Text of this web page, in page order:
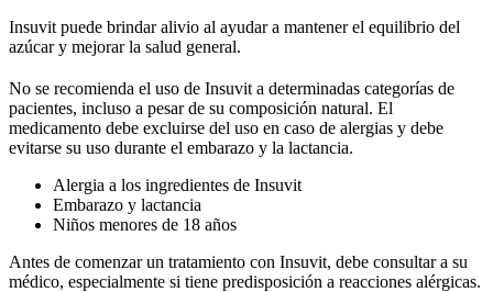
Insuvit puede brindar alivio al ayudar a mantener el equilibrio del
azúcar y mejorar la salud general.
No se recomienda el uso de Insuvit a determinadas categorías de
pacientes, incluso a pesar de su composición natural. El
medicamento debe excluirse del uso en caso de alergias y debe
evitarse su uso durante el embarazo y la lactancia.
Alergia a los ingredientes de Insuvit
Embarazo y lactancia
Niños menores de 18 años
Antes de comenzar un tratamiento con Insuvit, debe consultar a su
médico, especialmente si tiene predisposición a reacciones alérgicas.